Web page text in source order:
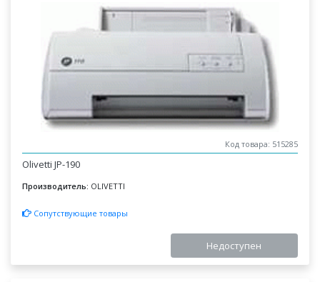
Код товара: 515285
Olivetti JP-190
Производитель: OLIVETTI
Сопутствующие товары
Недоступен